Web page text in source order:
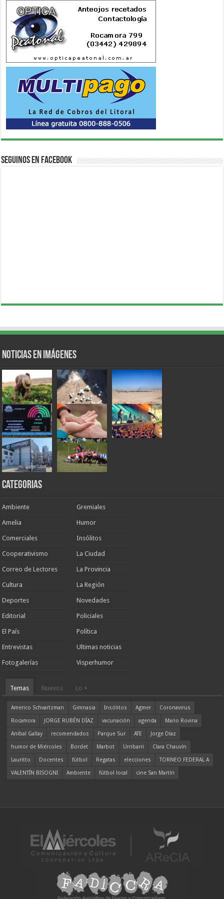
Seguinos en Facebook
Noticias en Imágenes
Categorias
Ambiente
Amelia
Comerciales
Cooperativismo
Correo de Lectores
Cultura
Deportes
Editorial
El País
Entrevistas
Fotogalerías
Gremiales
Humor
Insólitos
La Ciudad
La Provincia
La Región
Novedades
Policiales
Política
Ultimas noticias
Visperhumor
Temas Nuevos Lo +
Americo Schvartzman Gimnasia Insólitos Agmer
Coronavirus
Rocamora
JORGE RUBÉN DÍAZ vacunación agenda
Mario Rovina
Aníbal Gallay
recomendados Parque Sur ATE
Jorge Díaz
humor de Miércoles
Bordet Marbot Urribarri
Clara Chauvín
Lauritto
Docentes fútbol Regatas elecciones
TORNEO FEDERAL A
VALENTÍN BISOGNI
Ambiente fútbol local cine San Martín